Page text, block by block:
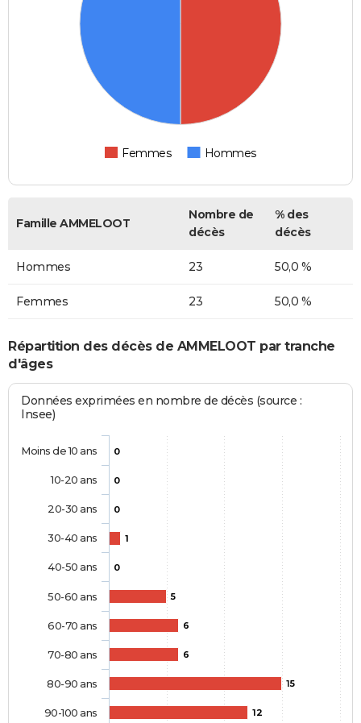
Femmes Hommes
Famille AMMELOOT
Nombre de
décès
% des
décès
Hommes 23 50,0 %
Femmes 23 50,0 %
Répartition des décès de AMMELOOT par tranche
d'âges
Données exprimées en nombre de décès (source :
Insee)
0
0
0
1
0
5
6
6
15
12
Moins de 10 ans
10-20 ans
20-30 ans
30-40 ans
40-50 ans
50-60 ans
60-70 ans
70-80 ans
80-90 ans
90-100 ans